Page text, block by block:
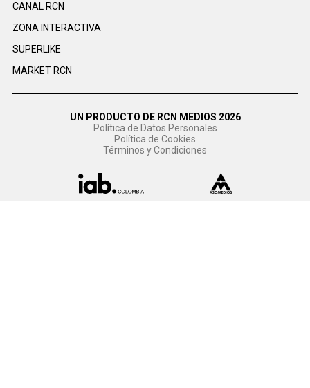
CANAL RCN
ZONA INTERACTIVA
SUPERLIKE
MARKET RCN
UN PRODUCTO DE RCN MEDIOS 2026
Política de Datos Personales
Política de Cookies
Términos y Condiciones